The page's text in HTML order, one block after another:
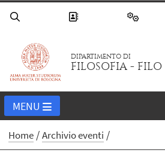
DIPARTIMENTO DI
FILOSOFIA - FILO
MENU
Home Archivio eventi